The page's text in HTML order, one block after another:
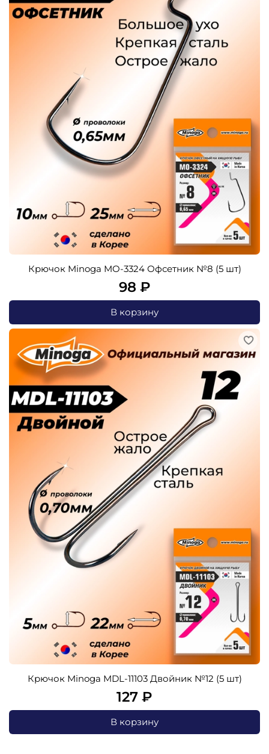
Крючок Minoga MO-3324 Офсетник №8 (5 шт)
98 ₽
В корзину
Крючок Minoga MDL-11103 Двойник №12 (5 шт)
127 ₽
В корзину